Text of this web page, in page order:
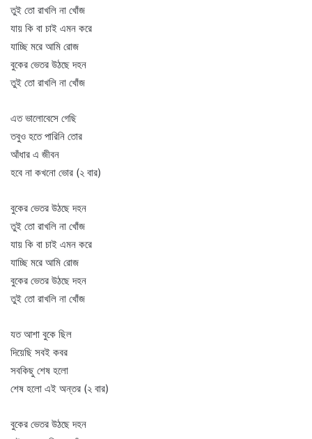
তুই তো রাখলি না খোঁজ
যায় কি বা চাই এমন করে
যাচ্ছি মরে আমি রোজ
বুকের ভেতর উঠছে দহন
তুই তো রাখলি না খোঁজ
এত ভালোবেসে গেছি
তবুও হতে পারিনি তোর
আঁধার এ জীবন
হবে না কখনো ভোর (২ বার)
বুকের ভেতর উঠছে দহন
তুই তো রাখলি না খোঁজ
যায় কি বা চাই এমন করে
যাচ্ছি মরে আমি রোজ
বুকের ভেতর উঠছে দহন
তুই তো রাখলি না খোঁজ
যত আশা বুকে ছিল
দিয়েছি সবই কবর
সবকিছু শেষ হলো
শেষ হলো এই অন্তর (২ বার)
বুকের ভেতর উঠছে দহন